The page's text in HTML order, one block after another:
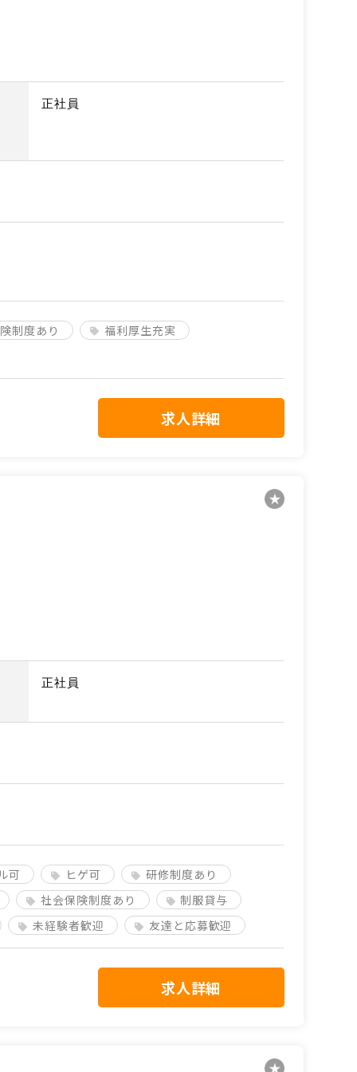
正社員
制度あり 福利厚生充実
求人詳細
正社員
可 ヒゲ可
研修制度あり
社会保険制度あり
制服貸与
未経験者歓迎
友達と応募歓迎
求人詳細